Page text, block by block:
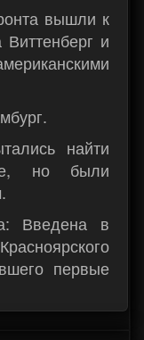
вышли к
и
найти
но были
Введена в
первые